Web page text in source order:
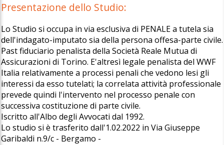
Presentazione dello Studio:
Lo Studio si occupa in via esclusiva di PENALE a tutela sia
dell'indagato-imputato sia della persona offesa-parte civile.
Past fiduciario penalista della Società Reale Mutua di
Assicurazioni di Torino. E'altresì legale penalista del WWF
Italia relativamente a processi penali che vedono lesi gli
interessi da esso tutelati; la correlata attività professionale
prevede quindi l'intervento nel processo penale con
successiva costituzione di parte civile.
Iscritto all'Albo degli Avvocati dal 1992.
Lo studio si è trasferito dall'1.02.2022 in Via Giuseppe
Garibaldi n.9/c - Bergamo -